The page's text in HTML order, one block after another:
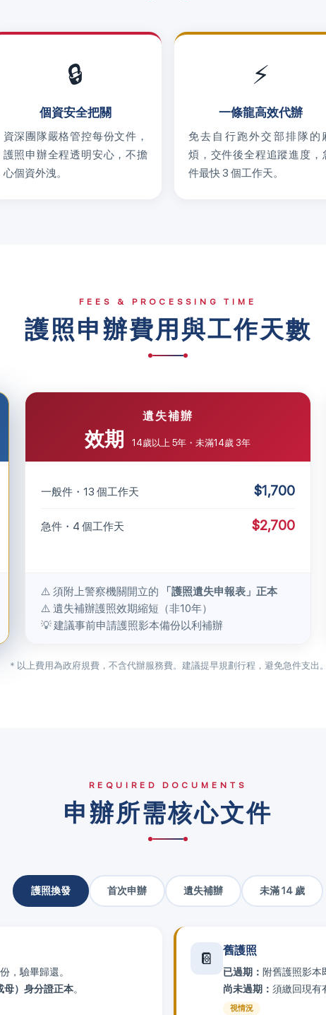
🔒
個資安全把關
資深團隊嚴格管控每份文件，
護照申辦全程透明安心，不擔
心個資外洩。
⚡
一條龍高效代辦
免去自行跑外交部排隊的
煩，交件後全程追蹤進度，
件最快 3 個工作天。
FEES & PROCESSING TIME
護照申辦費用與工作天數
遺失補辦
效期 14歲以上 5年・未滿14歲 3年
一般件・13 個工作天 $1,700
急件・4 個工作天 $2,700
⚠️ 須附上警察機關開立的
「護照遺失申報表」正本
⚠️ 遺失補辦護照效期縮短（非10年）
💡 建議事前申請護照影本備份以利補辦
＊以上費用為政府規費，不含代辦服務費。建議提早規劃行程，避免急件支出
REQUIRED DOCUMENTS
申辦所需核心文件
護照換發 首次申辦 遺失補辦 未滿 14 歲
，驗畢歸還。
母）身分證正本。
📔 舊護照
已過期： 附舊護照影本
尚未過期： 須繳回現有
視情況